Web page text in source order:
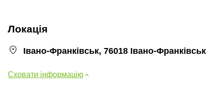
Локація
Івано-Франківськ, 76018 Івано-Франківськ
Сховати інформацію